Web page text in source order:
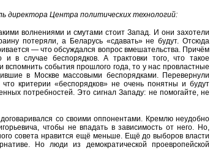
директора Центра политических технологий:
волнениями и смутами стоит Запад. И они захотели
потеряли, а Беларусь «сдавать» не будут. Отсюда
— что обсуждался вопрос вмешательства. Причём
в случае беспорядков. А трактовки того, что такое
вспомнить события прошлого года, то у нас провластные
в Москве массовыми беспорядками. Перевернули
критерии «беспорядков» не очень понятны и будут
потребностей. Это сигнал Западу: не помогайте, не
со своими оппонентами. Кремлю неудобно
чтобы не впадать в зависимость от него. Но,
совета нравится ещё меньше. Ещё до выборов власти
Но люди из демократической проевропейской